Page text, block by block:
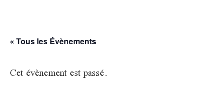
« Tous les Évènements
Cet évènement est passé.